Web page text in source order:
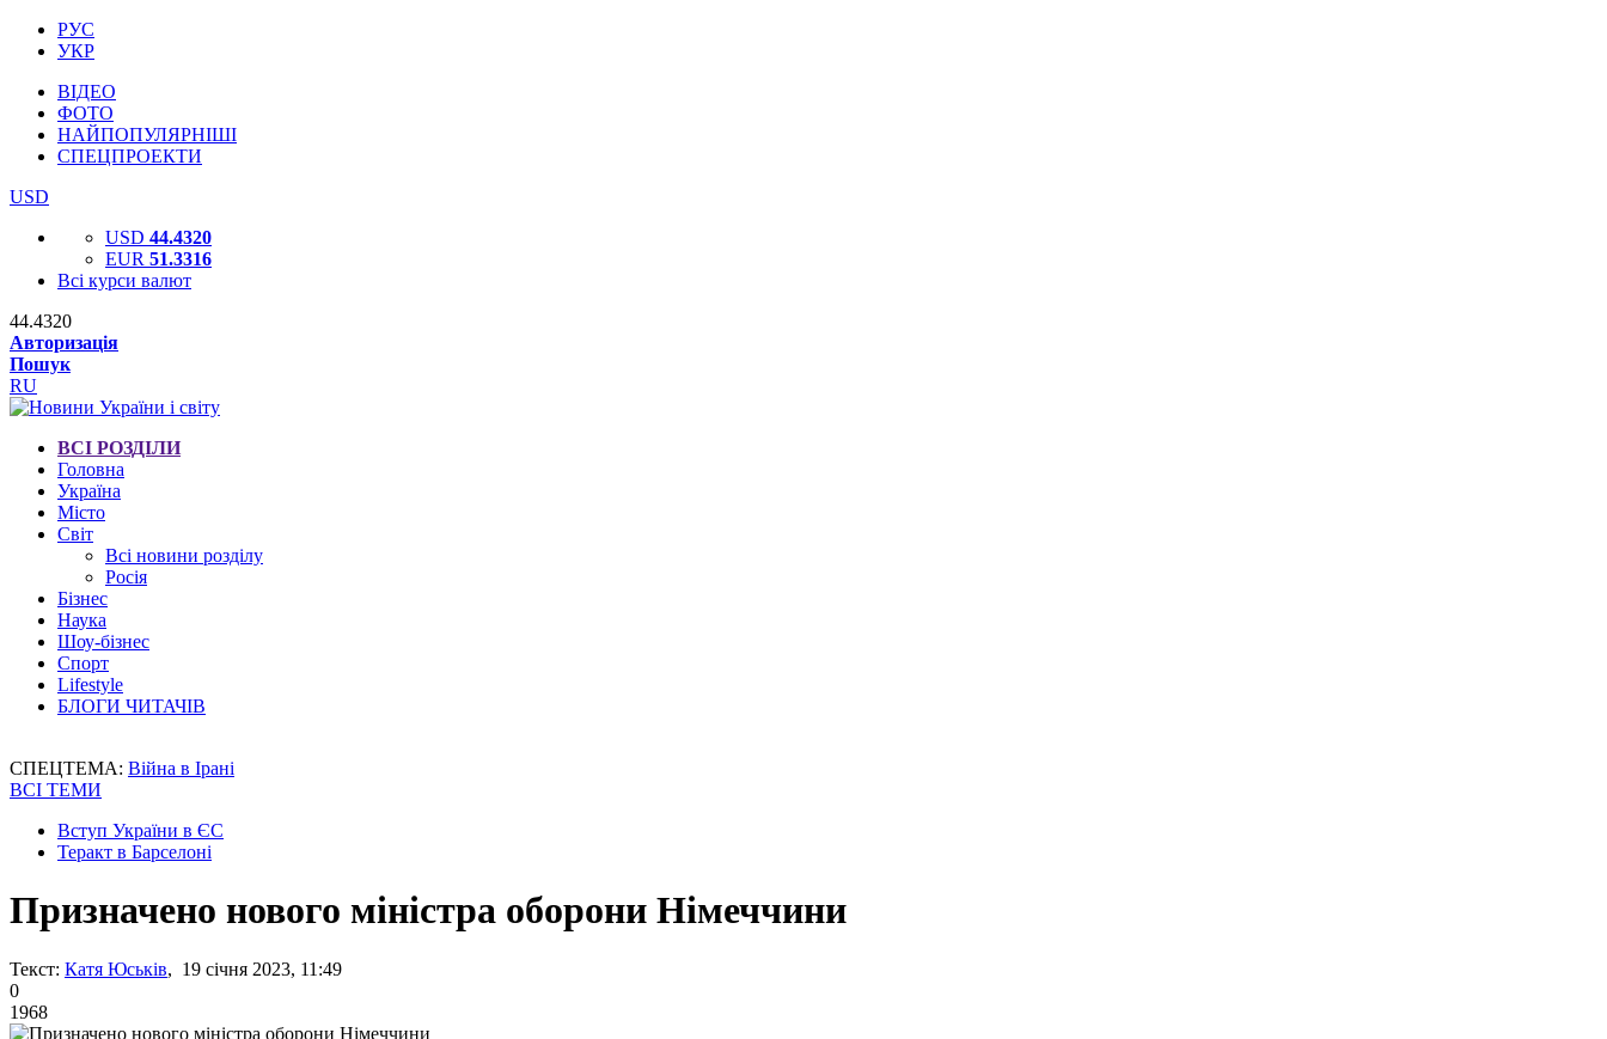
РУС
УКР
ВІДЕО
ФОТО
НАЙПОПУЛЯРНІШІ
СПЕЦПРОЕКТИ
USD
USD 44.4320
EUR 51.3316
Всі курси валют
44.4320
Авторизація
Пошук
RU
ВСІ РОЗДІЛИ
Головна
Україна
Місто
Світ
Всі новини розділу
Росія
Бізнес
Наука
Шоу-бізнес
Спорт
Lifestyle
БЛОГИ ЧИТАЧІВ
СПЕЦТЕМА: Війна в Ірані
ВСІ ТЕМИ
Вступ України в ЄС
Теракт в Барселоні
Призначено нового міністра оборони Німеччини
Текст: Катя Юськів, 19 січня 2023, 11:49
0
1968